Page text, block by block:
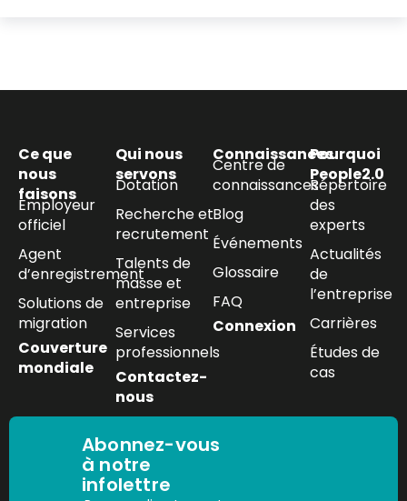
Ce que
nous
faisons
Employeur
officiel
Agent
d’enregistrement
Solutions de
migration
Couverture
mondiale
Qui nous
servons
Dotation
Recherche et
recrutement
Talents de
masse et
entreprise
Services
professionnels
Contactez-
nous
Connaissances
Centre de
connaissances
Blog
Événements
Glossaire
FAQ
Connexion
Pourquoi
People2.0
Répertoire
des
experts
Actualités
de
l’entreprise
Carrières
Études de
cas
Abonnez-vous
à notre
infolettre